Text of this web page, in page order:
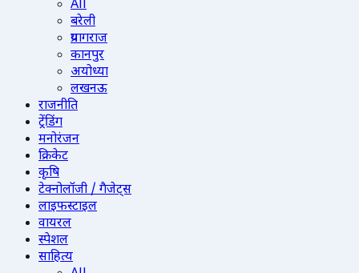
All
बरेली
प्रयागराज
कानपुर
अयोध्या
लखनऊ
राजनीति
ट्रेंडिंग
मनोरंजन
क्रिकेट
कृषि
टेक्नोलॉजी / गैजेट्स
लाइफस्टाइल
वायरल
स्पेशल
साहित्य